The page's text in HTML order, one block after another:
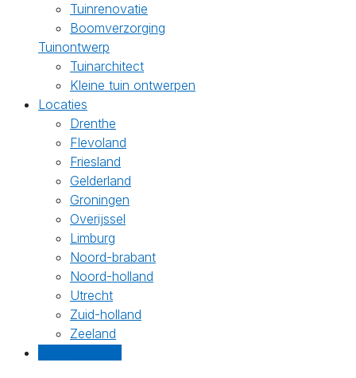
Tuinrenovatie
Boomverzorging
Tuinontwerp
Tuinarchitect
Kleine tuin ontwerpen
Locaties
Drenthe
Flevoland
Friesland
Gelderland
Groningen
Overijssel
Limburg
Noord-brabant
Noord-holland
Utrecht
Zuid-holland
Zeeland